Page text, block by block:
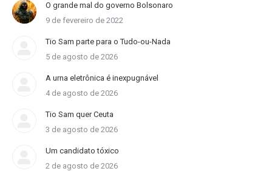
O grande mal do governo Bolsonaro
9 de fevereiro de 2022
Tio Sam parte para o Tudo-ou-Nada
5 de agosto de 2026
A urna eletrônica é inexpugnável
4 de agosto de 2026
Tio Sam quer Ceuta
3 de agosto de 2026
Um candidato tóxico
2 de agosto de 2026